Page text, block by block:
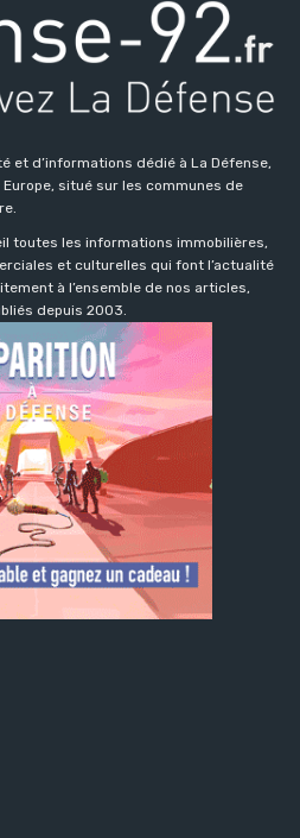
et d’informations dédié à La Défense,
situé sur les communes de
toutes les informations immobilières,
et culturelles qui font l’actualité
à l’ensemble de nos articles,
depuis 2003.